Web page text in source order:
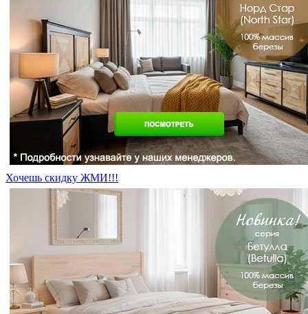
Хочешь скидку ЖМИ!!!